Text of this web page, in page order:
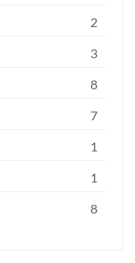
2
3
8
7
1
1
8